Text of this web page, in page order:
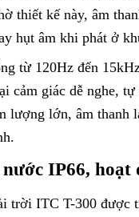
thiết kế này, âm
hụt âm khi phát ở
từ 120Hz đến
cảm giác dễ nghe,
lượng lớn, âm thanh
IP66,
trời ITC T-300 được